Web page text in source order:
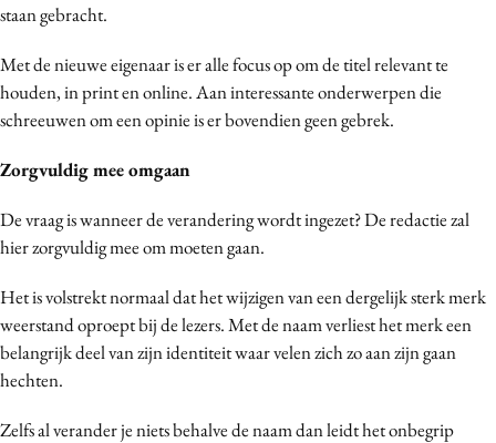
Influencer marketing
Interne communicatie
Martech
Media
Programmatic
Purpose Marketing
Reputatie & crisis
staan gebracht.
Met de nieuwe eigenaar is er alle focus op om de titel relevant te
houden, in print en online. Aan interessante onderwerpen die
schreeuwen om een opinie is er bovendien geen gebrek.
Zorgvuldig mee omgaan
De vraag is wanneer de verandering wordt ingezet? De redactie zal
hier zorgvuldig mee om moeten gaan.
Het is volstrekt normaal dat het wijzigen van een dergelijk sterk merk
weerstand oproept bij de lezers. Met de naam verliest het merk een
belangrijk deel van zijn identiteit waar velen zich zo aan zijn gaan
hechten.
Zelfs al verander je niets behalve de naam dan leidt het onbegrip